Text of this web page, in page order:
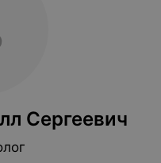
Сергеевич